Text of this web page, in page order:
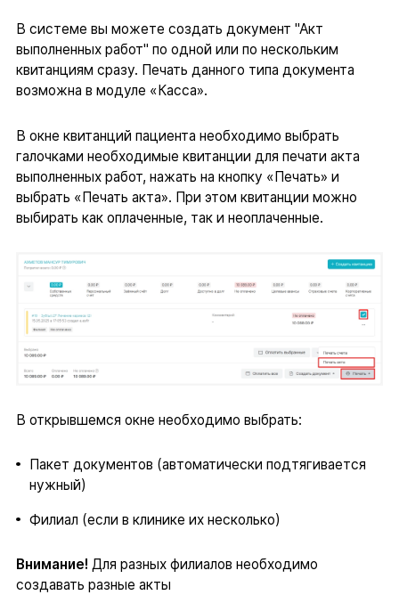
В системе вы можете создать документ "Акт
выполненных работ" по одной или по нескольким
квитанциям сразу. Печать данного типа документа
возможна в модуле «Касса».
В окне квитанций пациента необходимо выбрать
галочками необходимые квитанции для печати акта
выполненных работ, нажать на кнопку «Печать» и
выбрать «Печать акта». При этом квитанции можно
выбирать как оплаченные, так и неоплаченные.
В открывшемся окне необходимо выбрать:
Пакет документов (автоматически подтягивается
нужный)
Филиал (если в клинике их несколько)
Внимание! Для разных филиалов необходимо
создавать разные акты